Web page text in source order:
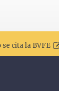
se cita la BVFE